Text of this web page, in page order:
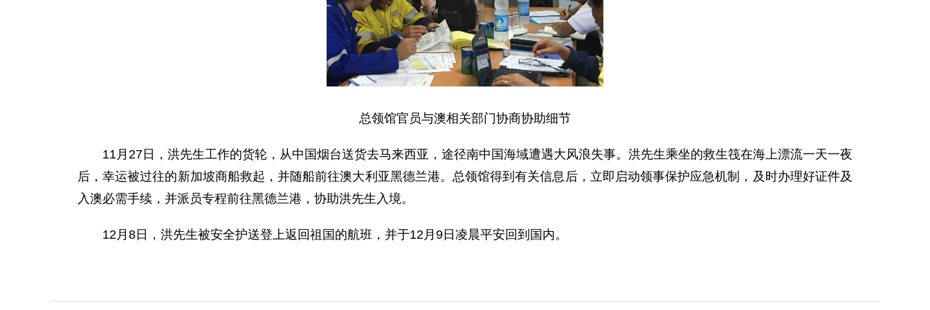
总领馆官员与澳相关部门协商协助细节
11月27日，洪先生工作的货轮，从中国烟台送货去马来西亚，途径南中国海域遭遇大风浪失事。洪先生乘坐的救生筏在海上漂流一天一夜
后，幸运被过往的新加坡商船救起，并随船前往澳大利亚黑德兰港。总领馆得到有关信息后，立即启动领事保护应急机制，及时办理好证件及
入澳必需手续，并派员专程前往黑德兰港，协助洪先生入境。
12月8日，洪先生被安全护送登上返回祖国的航班，并于12月9日凌晨平安回到国内。